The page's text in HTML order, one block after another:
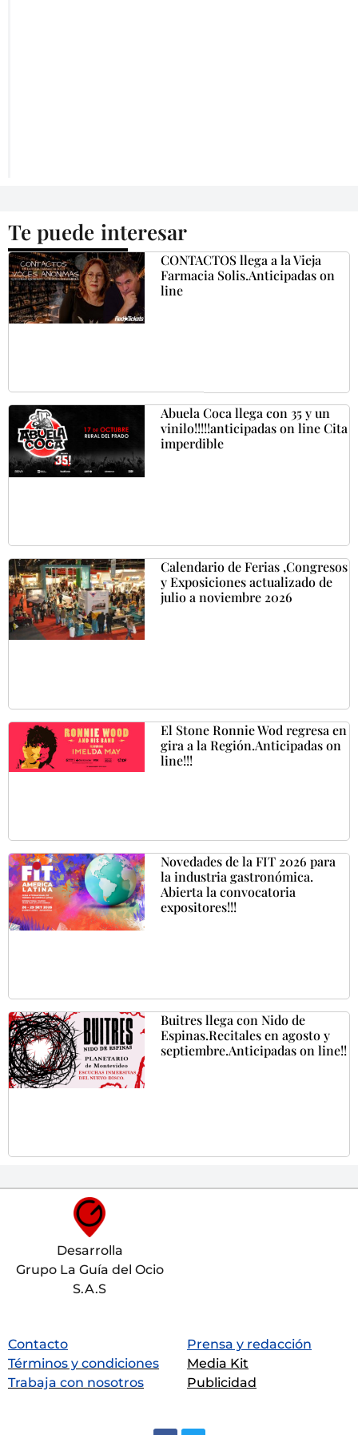
Te puede interesar
CONTACTOS llega a la Vieja
Farmacia Solis.Anticipadas on
line
Abuela Coca llega con 35 y un
vinilo!!!!!anticipadas on line Cita
imperdible
Calendario de Ferias ,Congresos
y Exposiciones actualizado de
julio a noviembre 2026
El Stone Ronnie Wod regresa en
gira a la Región.Anticipadas on
line!!!
Novedades de la FIT 2026 para
la industria gastronómica.
Abierta la convocatoria
expositores!!!
Buitres llega con Nido de
Espinas.Recitales en agosto y
septiembre.Anticipadas on line!!
Desarrolla
Grupo La Guía del Ocio
S.A.S
Contacto
Términos y condiciones
Trabaja con nosotros
Prensa y redacción
Media Kit
Publicidad